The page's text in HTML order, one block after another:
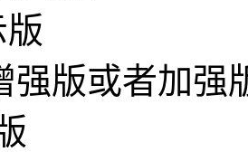
版
强版或者加强